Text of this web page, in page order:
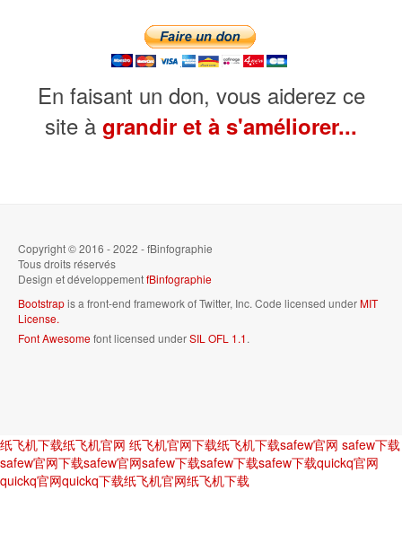
En faisant un don, vous aiderez ce
site à grandir et à s'améliorer...
Copyright © 2016 - 2022 - fBinfographie
Tous droits réservés
Design et développementfBinfographie
Bootstrapis a front-end framework of Twitter, Inc. Code licensed underMIT
License.
Font Awesomefont licensed underSIL OFL 1.1.
纸飞机下载纸飞机官网 纸飞机官网下载纸飞机下载safew官网 safew下载
safew官网下载safew官网safew下载safew下载safew下载quickq官网
quickq官网quickq下载纸飞机官网纸飞机下载